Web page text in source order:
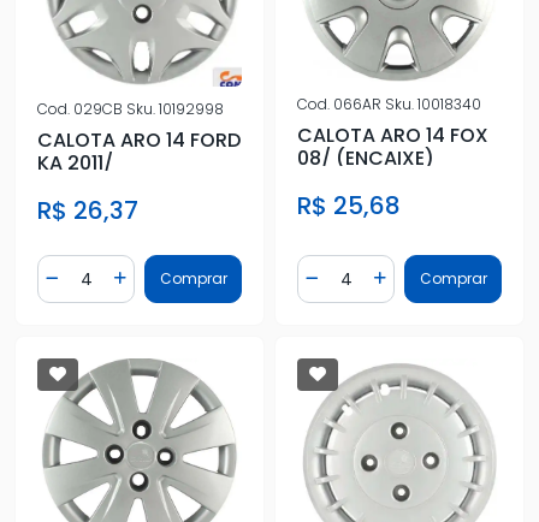
Cod. 029CB Sku.10192998
CALOTA ARO 14 FORD
KA 2011/
R$ 26,37
Diminuir Quantidade
Quantidade
Adicionar Quantidade
Comprar
Cod. 066AR Sku.10018340
CALOTA ARO 14 FOX
08/ (ENCAIXE)
R$ 25,68
Diminuir Quantidade
Quantidade
AdicionarComprar